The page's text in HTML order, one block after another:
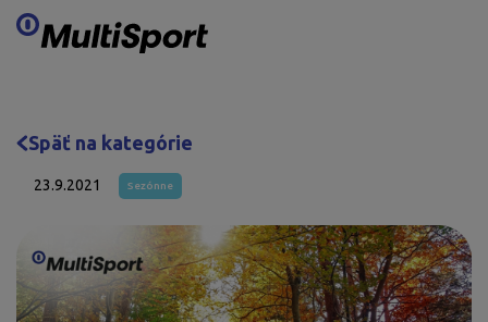
Preskočiť obsah
Späť na kategórie
23.9.2021 Sezónne